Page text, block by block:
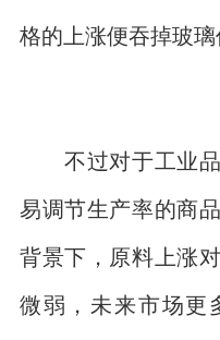
格的上涨便吞掉玻璃
不过对于工业品
易调节生产率的商
背景下，原料上涨
微弱，未来市场更